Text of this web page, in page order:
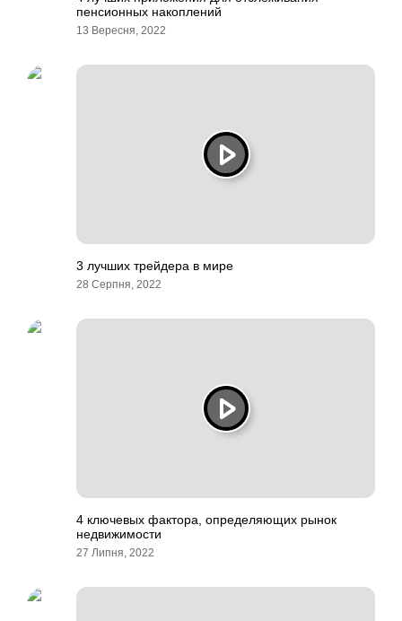
пенсионных накоплений
13 Вересня, 2022
3 лучших трейдера в мире
28 Серпня, 2022
4 ключевых фактора, определяющих рынок
недвижимости
27 Липня, 2022